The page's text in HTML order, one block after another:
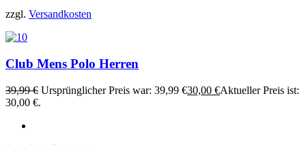
zzgl. Versandkosten
Club Mens Polo Herren
39,99€ Ursprünglicher Preis war: 39,99 €30,00 €Aktueller Preis ist:
30,00 €.